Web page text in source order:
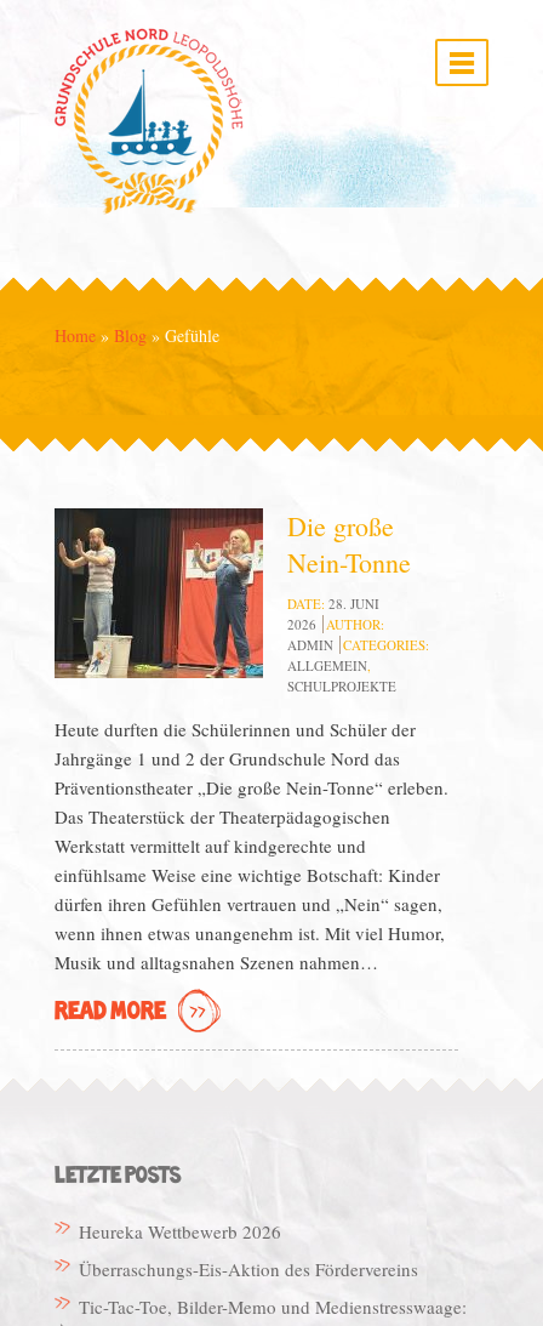
Home » Blog » Gefühle
Die große
Nein-Tonne
DATE: 28. JUNI
2026 AUTHOR:
ADMIN CATEGORIES:
ALLGEMEIN,
SCHULPROJEKTE
Heute durften die Schülerinnen und Schüler der
Jahrgänge 1 und 2 der Grundschule Nord das
Präventionstheater „Die große Nein-Tonne“ erleben.
Das Theaterstück der Theaterpädagogischen
Werkstatt vermittelt auf kindgerechte und
einfühlsame Weise eine wichtige Botschaft: Kinder
dürfen ihren Gefühlen vertrauen und „Nein“ sagen,
wenn ihnen etwas unangenehm ist. Mit viel Humor,
Musik und alltagsnahen Szenen nahmen…
READ MORE
LETZTE POSTS
Heureka Wettbewerb 2026
Überraschungs-Eis-Aktion des Fördervereins
Tic-Tac-Toe, Bilder-Memo und Medienstresswaage: